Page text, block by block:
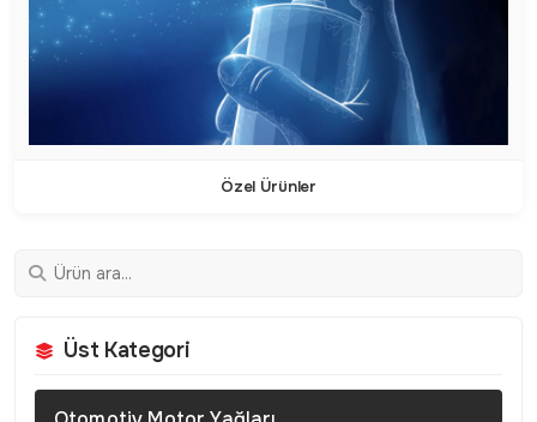
Özel Ürünler
Üst Kategori